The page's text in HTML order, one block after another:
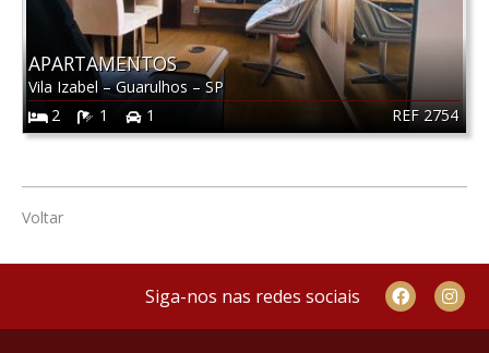
REF 2754
APARTAMENTOS
Vila Izabel–Guarulhos – SP
2
1 1
Voltar
Siga-nos nas redes sociais